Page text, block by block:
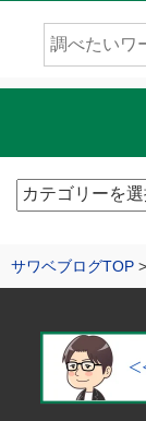
サワベブログTOP
カ
リ